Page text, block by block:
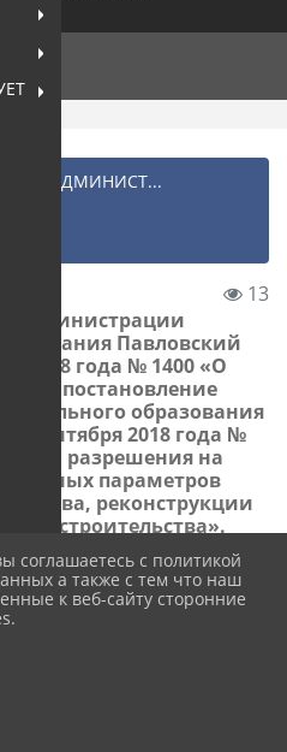
АДМИНИСТ...
13
администрации
Павловский
2018 года № 1400 «О
в постановление
образования
5 сентября 2018 года №
разрешения на
параметров
реконструкции
строительства».
муниципального
район от 25 сентября 2018
изменений в
муниципального
разрешения на
параметров
соглашаетесь с политикой
а также с тем что наш
к веб-сайту сторонние